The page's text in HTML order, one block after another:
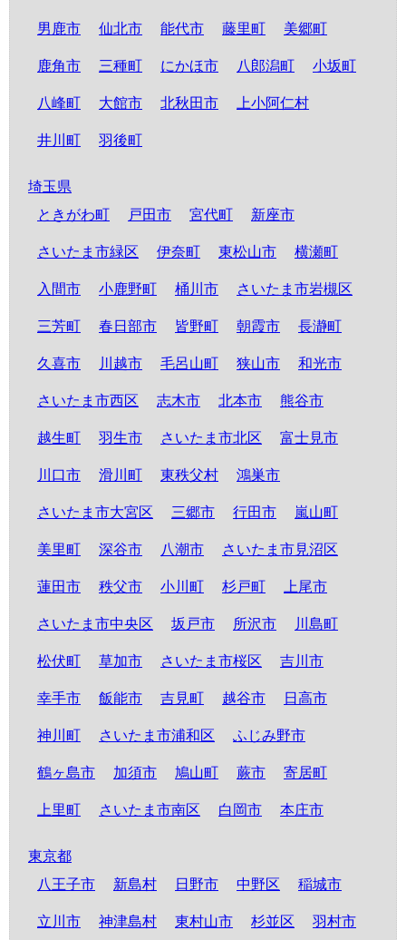
男鹿市 仙北市 能代市 藤里町 美郷町
鹿角市 三種町 にかほ市 八郎潟町 小坂町
八峰町 大館市 北秋田市 上小阿仁村
井川町 羽後町
埼玉県
ときがわ町
戸田市 宮代町 新座市
さいたま市緑区 伊奈町 東松山市 横瀬町
入間市 小鹿野町 桶川市 さいたま市岩槻区
三芳町 春日部市 皆野町 朝霞市 長瀞町
久喜市 川越市 毛呂山町 狭山市 和光市
さいたま市西区 志木市 北本市 熊谷市
越生町 羽生市 さいたま市北区 富士見市
川口市 滑川町 東秩父村 鴻巣市
さいたま市大宮区 三郷市 行田市 嵐山町
美里町 深谷市 八潮市 さいたま市見沼区
蓮田市 秩父市 小川町 杉戸町 上尾市
さいたま市中央区 坂戸市 所沢市 川島町
松伏町 草加市 さいたま市桜区 吉川市
幸手市 飯能市 吉見町 越谷市 日高市
神川町 さいたま市浦和区 ふじみ野市
鶴ヶ島市 加須市 鳩山町 蕨市 寄居町
上里町 さいたま市南区 白岡市 本庄市
東京都
八王子市
新島村 日野市 中野区 稲城市
立川市 神津島村 東村山市 杉並区 羽村市